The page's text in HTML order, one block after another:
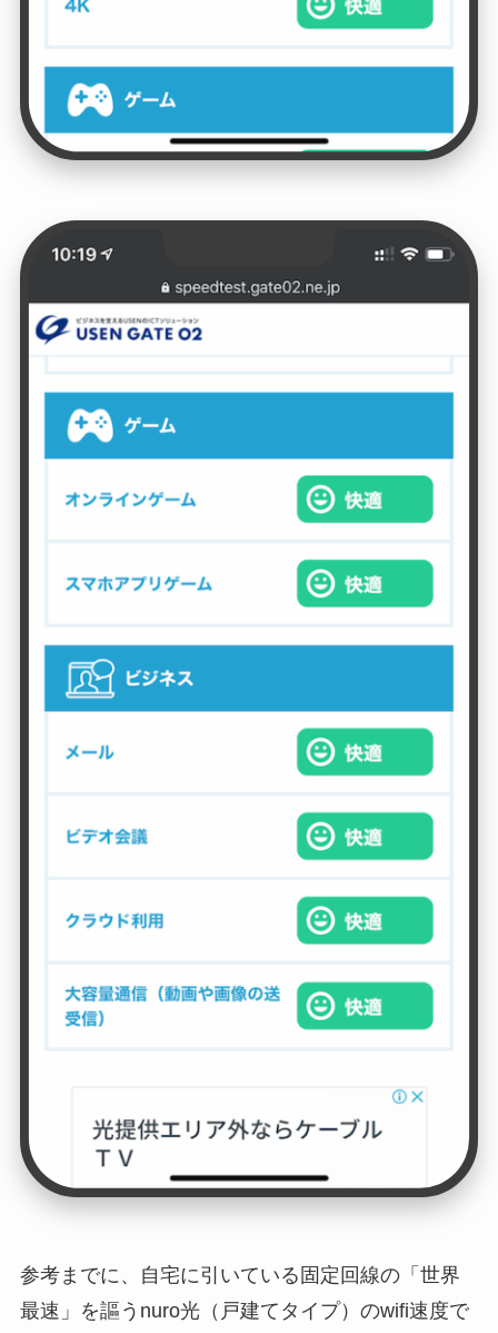
参考までに、自宅に引いている固定回線の「世界
最速」を謳うnuro光（戸建てタイプ）のwifi速度で